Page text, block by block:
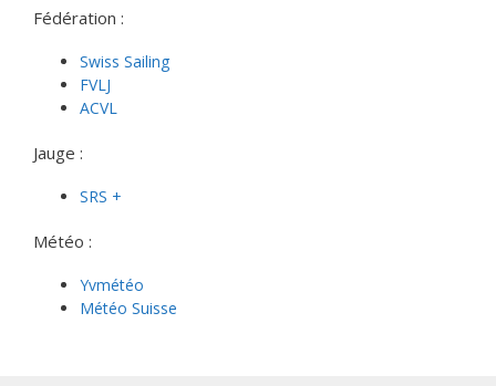
Fédération :
Swiss Sailing
FVLJ
ACVL
Jauge :
SRS +
Météo :
Yvmétéo
Météo Suisse